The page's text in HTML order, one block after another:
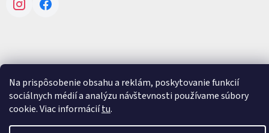
Na prispôsobenie obsahu a reklám, poskytovanie funkcií
sociálnych médií a analýzu návštevnosti používame súbory
cookie. Viac informáciítu.
InstagramFacebook
Vytvoril Shoptet
Copyright 2026V-mall. Všetky práva vyhradené.
cookies